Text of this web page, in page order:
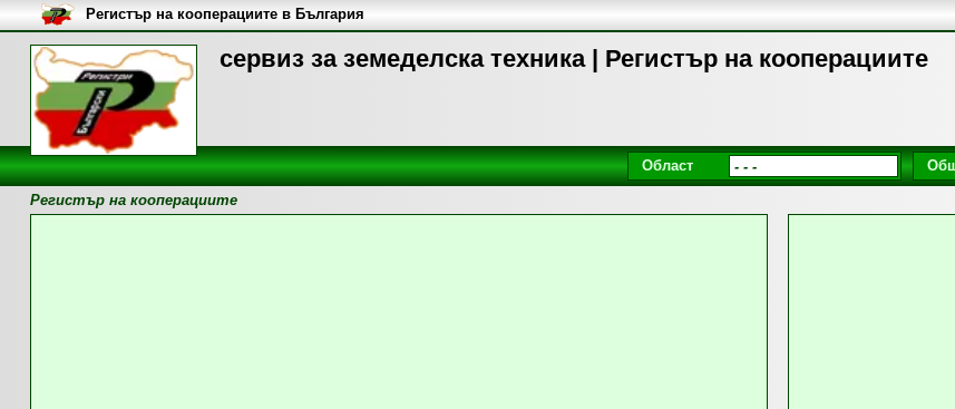
сервиз за земеделска техника | Регистър на кооперациите
Регистър на кооперациите в България
Област
Регистър на кооперациите